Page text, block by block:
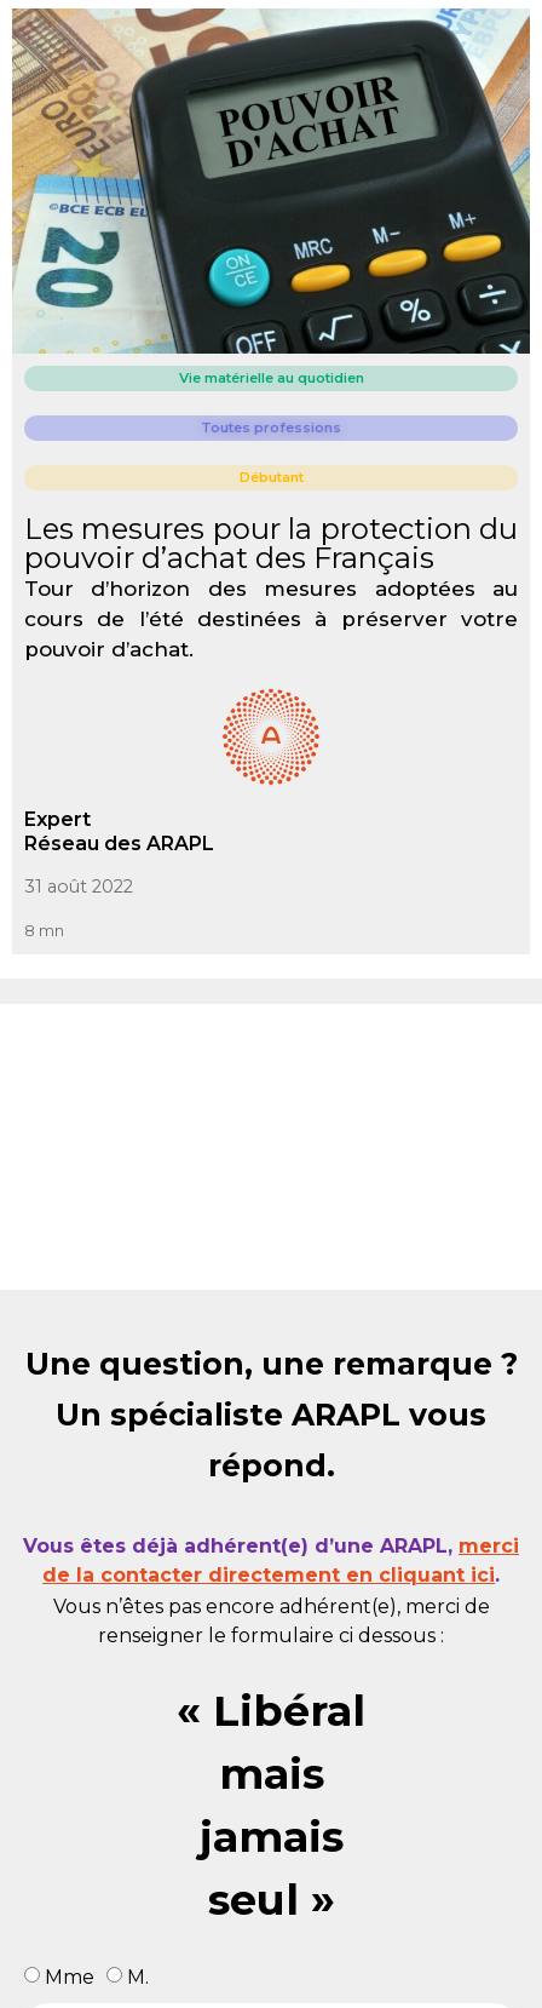
Vie matérielle au quotidien
Toutes professions
Débutant
Les mesures pour la protection du
pouvoir d’achat des Français
Tour d’horizon des mesures adoptées au
cours de l’été destinées à préserver votre
pouvoir d’achat.
Expert
Réseau des ARAPL
31 août 2022
8 mn
Une question, une remarque ?
Un spécialiste ARAPL vous
répond.
Vous êtes déjà adhérent(e) d’une ARAPL, merci
de la contacter directement en cliquant ici.
Vous n’êtes pas encore adhérent(e), merci de
renseigner le formulaire ci dessous :
« Libéral
mais
jamais
seul »
Mme M.